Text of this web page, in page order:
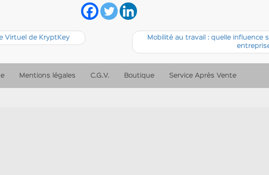
Virtuel de KryptKey
Mobilité au travail : quelle influence
Mentions légales C.G.V. Boutique Service Après Vente